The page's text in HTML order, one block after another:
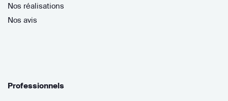
Nos réalisations
Nos avis
Professionnels